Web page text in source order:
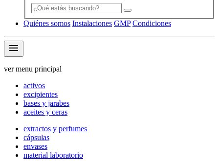
Quiénes somos Instalaciones GMP Condiciones
menu
ver menu principal
activos
excipientes
bases y jarabes
aceites y ceras
extractos y perfumes
cápsulas
envases
material laboratorio